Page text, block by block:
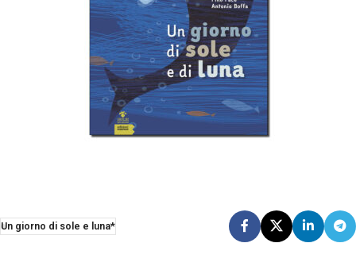
Un giorno di sole e luna*